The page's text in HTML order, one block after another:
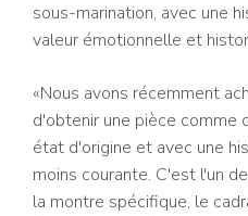
sous-marination, avec une
valeur émotionnelle et
«Nous avons récemment
d'obtenir une pièce comme
état d'origine et avec une
moins courante. C'est l'un
la montre spécifique, le